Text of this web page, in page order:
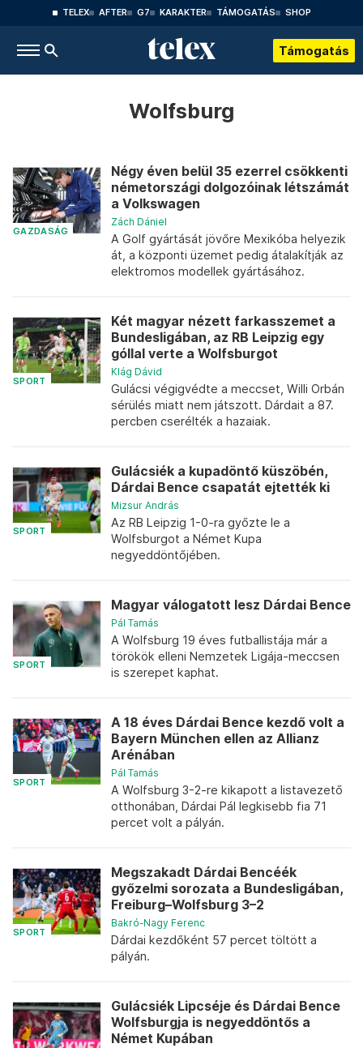
TELEX AFTER G7 KARAKTER TÁMOGATÁS SHOP
Támogatás
Wolfsburg
GAZDASÁG
Négy éven belül 35 ezerrel csökkenti
németországi dolgozóinak létszámát
a Volkswagen
Zách Dániel
A Golf gyártását jövőre Mexikóba helyezik
át, a központi üzemet pedig átalakítják az
elektromos modellek gyártásához.
SPORT
Két magyar nézett farkasszemet a
Bundesligában, az RB Leipzig egy
góllal verte a Wolfsburgot
Klág Dávid
Gulácsi végigvédte a meccset, Willi Orbán
sérülés miatt nem játszott. Dárdait a 87.
percben cserélték a hazaiak.
SPORT
Gulácsiék a kupadöntő küszöbén,
Dárdai Bence csapatát ejtették ki
Mizsur András
Az RB Leipzig 1-0-ra győzte le a
Wolfsburgot a Német Kupa
negyeddöntőjében.
SPORT
Magyar válogatott lesz Dárdai Bence
Pál Tamás
A Wolfsburg 19 éves futballistája már a
törökök elleni Nemzetek Ligája-meccsen
is szerepet kaphat.
SPORT
A 18 éves Dárdai Bence kezdő volt a
Bayern München ellen az Allianz
Arénában
Pál Tamás
A Wolfsburg 3-2-re kikapott a listavezető
otthonában, Dárdai Pál legkisebb fia 71
percet volt a pályán.
SPORT
Megszakadt Dárdai Bencéék
győzelmi sorozata a Bundesligában,
Freiburg–Wolfsburg 3–2
Bakró-Nagy Ferenc
Dárdai kezdőként 57 percet töltött a
pályán.
Gulácsiék Lipcséje és Dárdai Bence
Wolfsburgja is negyeddöntős a
Német Kupában